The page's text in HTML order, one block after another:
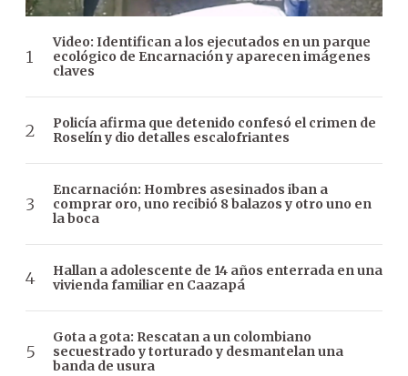
Video: Identifican a los ejecutados en un parque
ecológico de Encarnación y aparecen imágenes
claves
Policía afirma que detenido confesó el crimen de
Roselín y dio detalles escalofriantes
Encarnación: Hombres asesinados iban a
comprar oro, uno recibió 8 balazos y otro uno en
la boca
Hallan a adolescente de 14 años enterrada en una
vivienda familiar en Caazapá
Gota a gota: Rescatan a un colombiano
secuestrado y torturado y desmantelan una
banda de usura